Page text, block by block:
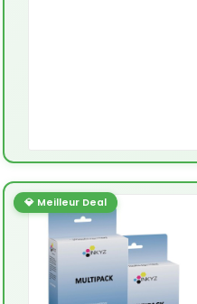
💎 Meilleur Deal